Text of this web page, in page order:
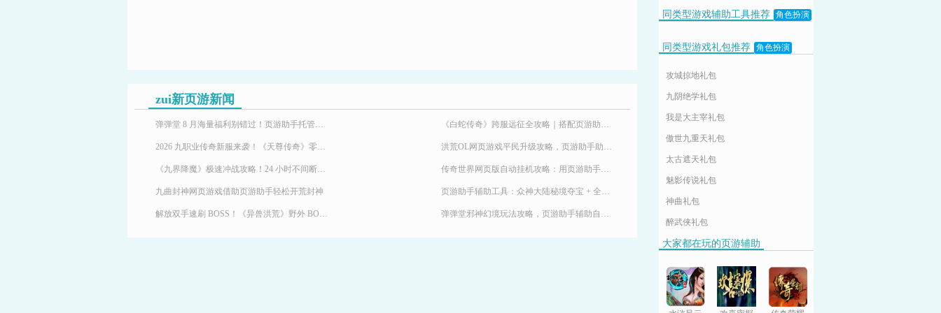
zui新页游新闻
弹弹堂 8 月海量福利别错过！页游助手托管挂机，限定时装轻松到手
2026 九职业传奇新服来袭！《天尊传奇》零氪高效发育，快速玩转霸服
《九界降魔》极速冲战攻略！24 小时不间断堆战力霸服
九曲封神网页游戏借助页游助手轻松开荒封神
解放双手速刷 BOSS！《异兽洪荒》野外 BOSS 玩法，页游助手挂机打宝两不误
《白蛇传奇》跨服远征全攻略｜搭配页游助手轻松冲霸主段位
洪荒OL网页游戏平民升级攻略，页游助手助力提升战力
传奇世界网页版自动挂机攻略：用页游助手清主线、副本、BOSS和活动
页游助手辅助工具：众神大陆秘境夺宝 + 全活动托管，奖励不遗漏
弹弹堂邪神幻境玩法攻略，页游助手辅助自动挂机升级
同类型游戏辅助工具推荐 角色扮演
同类型游戏礼包推荐 角色扮演
攻城掠地礼包
九阴绝学礼包
我是大主宰礼包
傲世九重天礼包
太古遮天礼包
魅影传说礼包
神曲礼包
醉武侠礼包
大家都在玩的页游辅助